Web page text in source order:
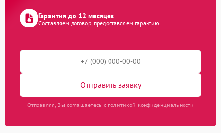
Гарантия до 12 месяцев
Составляем договор, предоставляем гарантию
Отправить заявку
Отправляя, Вы соглашаетесь с политикой конфиденциальности